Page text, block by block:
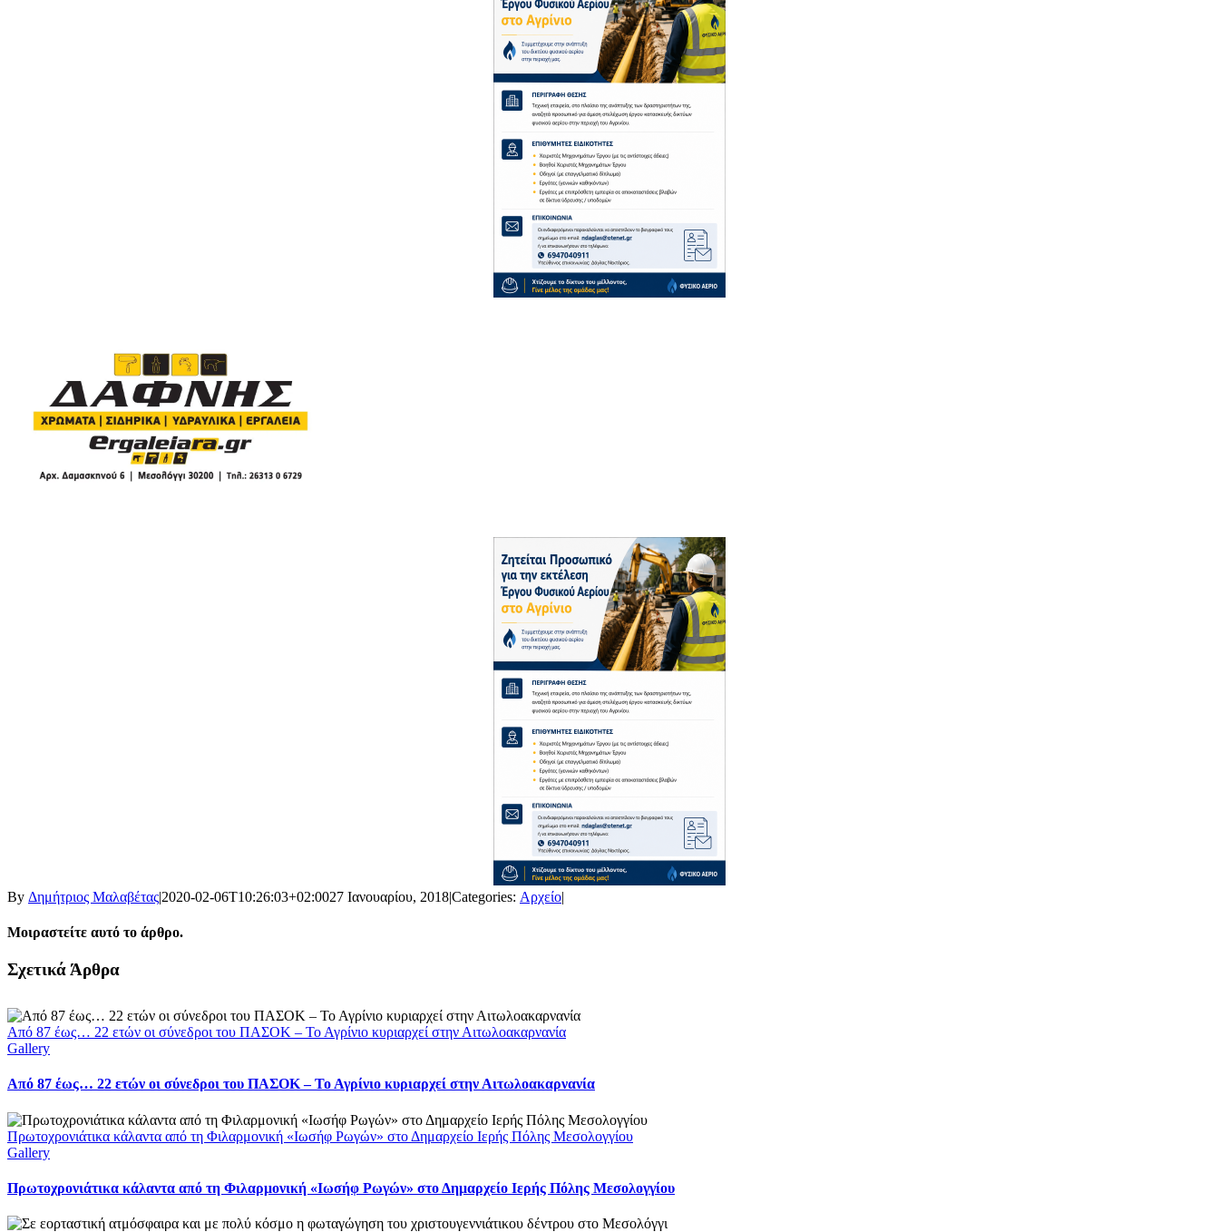
By Δημήτριος Μαλαβέτας|2020-02-06T10:26:03+02:0027 Ιανουαρίου, 2018|Categories: Αρχείο|
Μοιραστείτε αυτό το άρθρο.
Facebook
X
LinkedIn
WhatsApp
Email
Σχετικά Άρθρα
Από 87 έως… 22 ετών οι σύνεδροι του ΠΑΣΟΚ – Το Αγρίνιο κυριαρχεί στην Αιτωλοακαρνανία
Gallery
Από 87 έως… 22 ετών οι σύνεδροι του ΠΑΣΟΚ – Το Αγρίνιο κυριαρχεί στην Αιτωλοακαρνανία
Πρωτοχρονιάτικα κάλαντα από τη Φιλαρμονική «Ιωσήφ Ρωγών» στο Δημαρχείο Ιερής Πόλης Μεσολογγίου
Gallery
Πρωτοχρονιάτικα κάλαντα από τη Φιλαρμονική «Ιωσήφ Ρωγών» στο Δημαρχείο Ιερής Πόλης Μεσολογγίου